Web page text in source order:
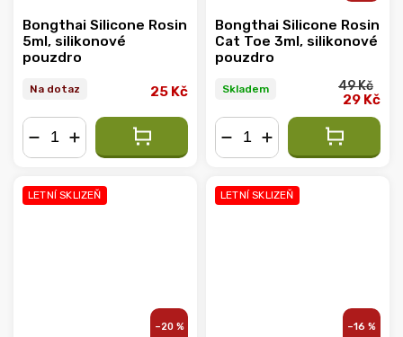
Bongthai Silicone Rosin
5ml, silikonové
pouzdro
Na dotaz 25 Kč
Bongthai Silicone Rosin
Cat Toe 3ml, silikonové
pouzdro
Skladem 49 Kč
29 Kč
LETNÍ SKLIZEŇ
–20 %
LETNÍ SKLIZEŇ
–16 %